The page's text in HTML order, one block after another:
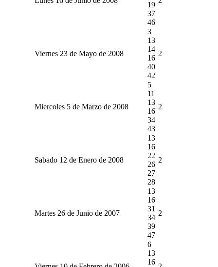
19
37
46
Viernes 23 de Mayo de 2008
3
13
14
16
40
42
2
Miercoles 5 de Marzo de 2008
5
11
13
16
34
43
2
Sabado 12 de Enero de 2008
13
16
22
26
27
28
2
Martes 26 de Junio de 2007
13
16
31
34
39
47
2
6
13
16